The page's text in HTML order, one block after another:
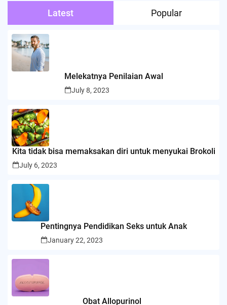
Latest Popular
Melekatnya Penilaian Awal
July 8, 2023
Kita tidak bisa memaksakan diri untuk menyukai Brokoli
July 6, 2023
Pentingnya Pendidikan Seks untuk Anak
January 22, 2023
Obat Allopurinol